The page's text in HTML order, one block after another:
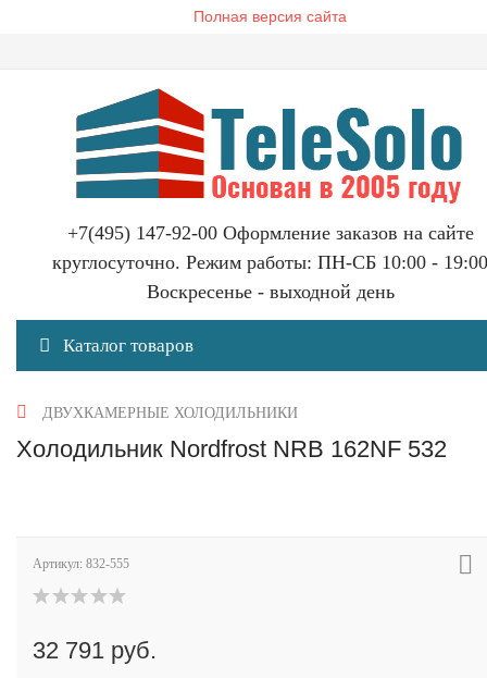
Полная версия сайта
+7(495) 147-92-00 Оформление заказов на сайте
круглосуточно. Режим работы: ПН-СБ 10:00 - 19:00
Воскресенье - выходной день
Каталог товаров
ДВУХКАМЕРНЫЕ ХОЛОДИЛЬНИКИ
Холодильник Nordfrost NRB 162NF 532
Артикул: 832-555
32 791 руб.